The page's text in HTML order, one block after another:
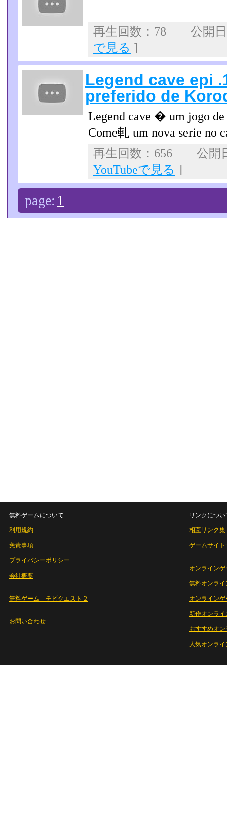
再生回数：78 公開
で見る ]
Legend cave epi
preferido de
Legend cave � um jogo
Come軋 um nova serie no
再生回数：656 公開
YouTubeで見る ]
page: 1
無料ゲームについて
利用規約
免責事項
プライバシーポリシー
会社概要
無料ゲーム チビクエスト２
お問い合わせ
リンクについ
相互リンク集
ゲームサイト
オンラインゲ
無料オンライ
オンライン
新作オンライ
おすすめオ
人気オンラ